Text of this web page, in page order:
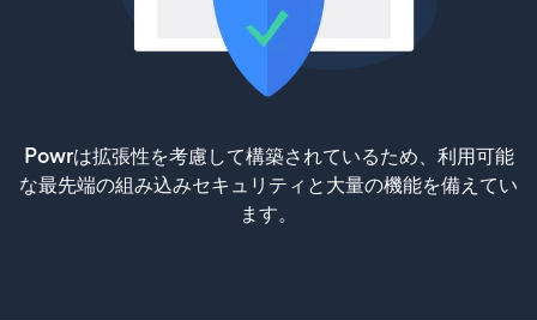
Powrは拡張性を考慮して構築されているため、利用可能
な最先端の組み込みセキュリティと大量の機能を備えてい
ます。